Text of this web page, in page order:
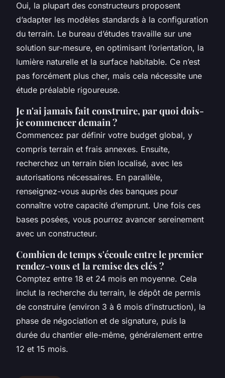
Oui, la plupart des constructeurs proposent
d’adapter les modèles standards à la configuration
du terrain. Le bureau d’études travaille sur une
solution sur-mesure, en optimisant l’orientation, la
lumière naturelle et la surface habitable. Ce n’est
pas forcément plus cher, mais cela nécessite une
étude préalable rigoureuse.
Je n'ai jamais fait construire, par quoi dois-
je commencer demain ?
Commencez par définir votre budget global, y
compris terrain et frais annexes. Ensuite,
recherchez un terrain bien localisé, avec les
autorisations nécessaires. En parallèle,
renseignez-vous auprès des banques pour
connaître votre capacité d’emprunt. Une fois ces
bases posées, vous pourrez avancer sereinement
avec un constructeur.
Combien de temps s'écoule entre le premier
rendez-vous et la remise des clés ?
Comptez entre 18 et 24 mois en moyenne. Cela
inclut la recherche du terrain, le dépôt de permis
de construire (environ 3 à 6 mois d’instruction), la
phase de négociation et de signature, puis la
durée du chantier elle-même, généralement entre
12 et 15 mois.